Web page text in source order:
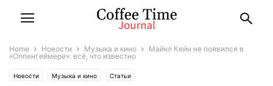
Home Новости Музыка и кино
Майкл Кейн не появился в
«Оппенгеймере»: всё, что известно
Новости Музыка и кино Статьи